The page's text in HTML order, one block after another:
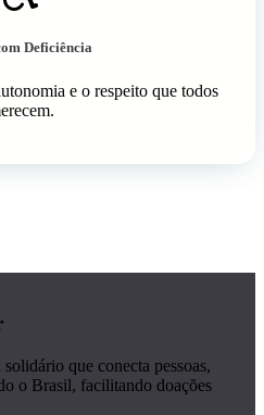
Deficiência
e o respeito que todos
que conecta pessoas,
o Brasil, facilitando doações